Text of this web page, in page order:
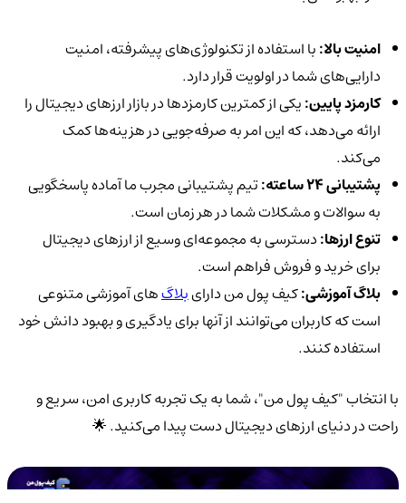
امنیت بالا:با استفاده از تکنولوژی‌های پیشرفته، امنیت
دارایی‌های شما در اولویت قرار دارد.
کارمزد پایین:یکی از کمترین کارمزدها در بازار ارزهای دیجیتال را
ارائه می‌دهد، که این امر به صرفه‌جویی در هزینه‌ها کمک
می‌کند.
پشتیبانی 24 ساعته:
تیم پشتیبانی مجرب ما آماده پاسخگویی
به سوالات و مشکلات شما در هر زمان است.
تنوع ارزها:دسترسی به مجموعه‌ای وسیع از ارزهای دیجیتال
برای خرید و فروش فراهم است.
بلاگ آموزشی:کیف پول من دارایبلاگ‌های آموزشی متنوعی
است که کاربران می‌توانند از آنها برای یادگیری و بهبود دانش خود
استفاده کنند.
با انتخاب "کیف پول من"، شما به یک تجربه کاربری امن، سریع و
راحت در دنیای ارزهای دیجیتال دست پیدا می‌کنید. 🌟